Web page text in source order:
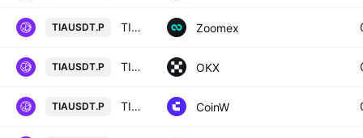
TIAUSDT.P TIAUSDT Perpetual Contract Zoomex
TIAUSDT.P TIAUSDT Perpetual Swap Contract OKX
TIAUSDT.P TIA/USD PERPETUAL SWAP CONTRACT CoinW